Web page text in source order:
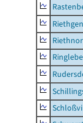
Riethgen